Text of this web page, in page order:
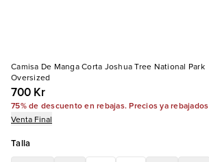
Camisa De Manga Corta Joshua Tree National Park
Oversized
700 Kr
75% de descuento en rebajas. Precios ya rebajados
Venta Final
Talla